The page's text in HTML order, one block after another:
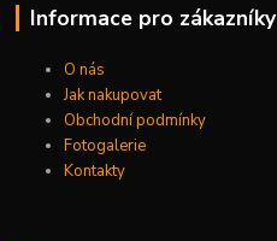
Informace pro zákazníky
O nás
Jak nakupovat
Obchodní podmínky
Fotogalerie
Kontakty